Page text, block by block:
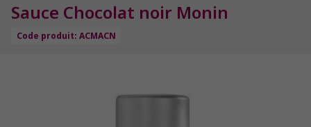
Sauce Chocolat noir Monin
Code produit: ACMACN